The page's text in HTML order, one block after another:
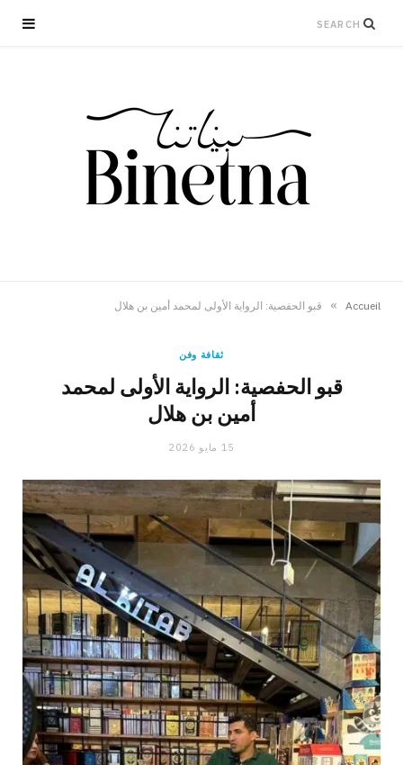
Accueil
» قبو الحفصية: الرواية الأولى لمحمد أمين بن هلال
ثقافة وفن
قبو الحفصية: الرواية الأولى لمحمد
أمين بن هلال
15 مايو 2026